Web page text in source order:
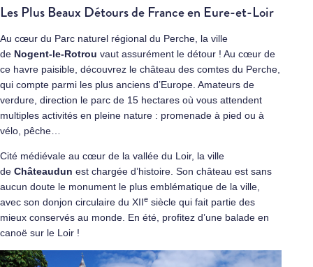
Les Plus Beaux Détours de France en Eure-et-Loir
Au cœur du Parc naturel régional du Perche, la ville
de Nogent-le-Rotrou vaut assurément le détour ! Au cœur de
ce havre paisible, découvrez le château des comtes du Perche,
qui compte parmi les plus anciens d’Europe. Amateurs de
verdure, direction le parc de 15 hectares où vous attendent
multiples activités en pleine nature : promenade à pied ou à
vélo, pêche…
Cité médiévale au cœur de la vallée du Loir, la ville
de Châteaudun est chargée d’histoire. Son château est sans
aucun doute le monument le plus emblématique de la ville,
avec son donjon circulaire du XIIe siècle qui fait partie des
mieux conservés au monde. En été, profitez d’une balade en
canoë sur le Loir !